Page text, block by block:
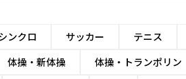
ンクロ サッカー テニス
体操・新体操 体操・トランポリン